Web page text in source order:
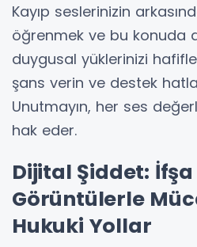
Kayıp seslerinizin
öğrenmek ve bu konuda
duygusal yüklerinizi
şans verin ve destek
Unutmayın, her ses
hak eder.
Dijital Şiddet: İfşa
Görüntülerle
Hukuki Yollar